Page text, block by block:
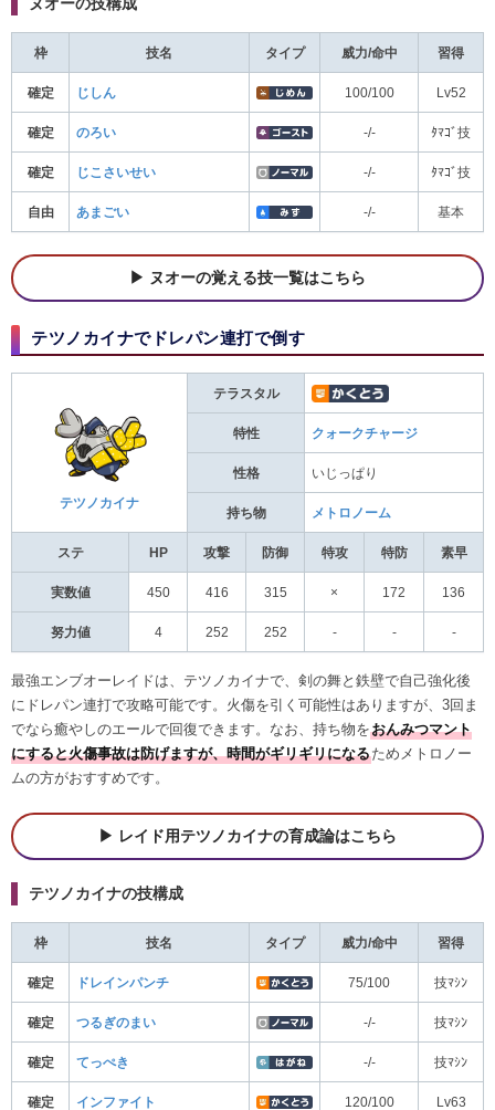
ヌオーの技構成
枠 技名 タイプ 威力/命中 習得
確定 じしん 100/100 Lv52
確定 のろい -/- ﾀﾏｺﾞ技
確定 じこさいせい -/- ﾀﾏｺﾞ技
自由 あまごい -/- 基本
ヌオーの覚える技一覧はこちら
テツノカイナでドレパン連打で倒す
テツノカイナ
テラスタル
特性 クォークチャージ
性格 いじっぱり
持ち物 メトロノーム
ステ HP 攻撃 防御 特攻 特防 素早
実数値 450 416 315 × 172 136
努力値 4 252 252 - - -
最強エンブオーレイドは、テツノカイナで、剣の舞と鉄壁で自己強化後
にドレパン連打で攻略可能です。火傷を引く可能性はありますが、3回ま
でなら癒やしのエールで回復できます。なお、持ち物をおんみつマント
にすると火傷事故は防げますが、時間がギリギリになるためメトロノー
ムの方がおすすめです。
レイド用テツノカイナの育成論はこちら
テツノカイナの技構成
枠 技名 タイプ 威力/命中 習得
確定 ドレインパンチ 75/100 技ﾏｼﾝ
確定 つるぎのまい -/- 技ﾏｼﾝ
確定 てっぺき -/- 技ﾏｼﾝ
確定 インファイト 120/100 Lv63